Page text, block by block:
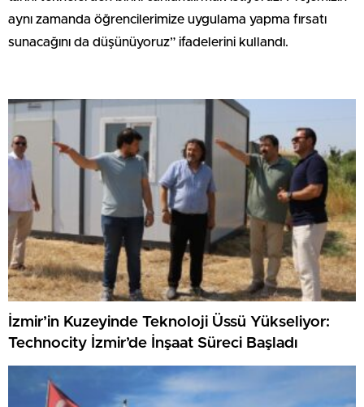
aynı zamanda öğrencilerimize uygulama yapma fırsatı
sunacağını da düşünüyoruz” ifadelerini kullandı.
İzmir’in Kuzeyinde Teknoloji Üssü Yükseliyor:
Technocity İzmir’de İnşaat Süreci Başladı